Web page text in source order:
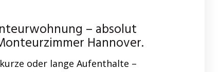
– absolut
Hannover.
oder lange Aufenthalte –